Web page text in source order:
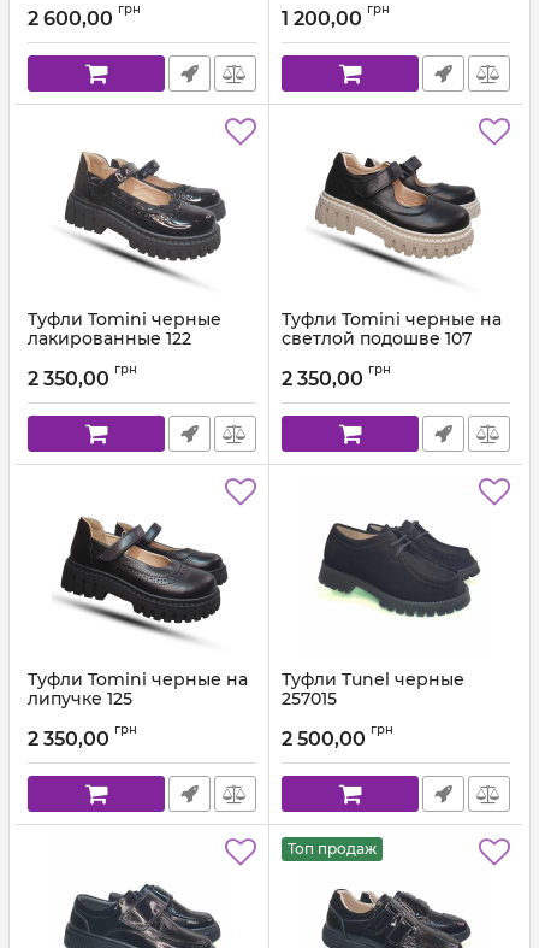
2 600,00 грн 1 200,00 грн
Туфли Tomini черные
лакированные 122
2 350,00 грн
Туфли Tomini черные на
светлой подошве 107
2 350,00 грн
Туфли Tomini черные на
липучке 125
2 350,00 грн
Туфли Tunel черные
257015
2 500,00 грн
Топ продаж